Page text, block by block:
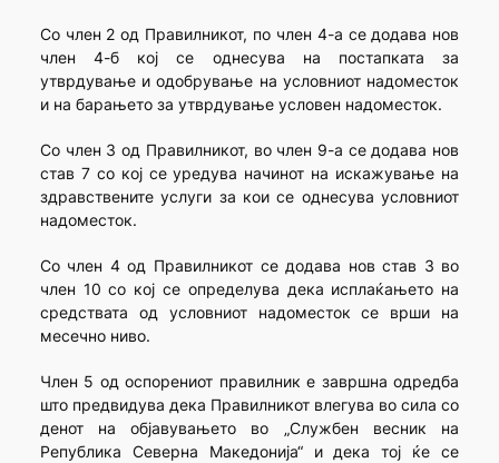
Со член 2 од Правилникот, по член 4-а се додава нов
член 4-б кој се однесува на постапката за
утврдување и одобрување на условниот надоместок
и на барањето за утврдување условен надоместок.
Со член 3 од Правилникот, во член 9-а се додава нов
став 7 со кој се уредува начинот на искажување на
здравствените услуги за кои се однесува условниот
надоместок.
Со член 4 од Правилникот се додава нов став 3 во
член 10 со кој се определува дека исплаќањето на
средствата од условниот надоместок се врши на
месечно ниво.
Член 5 од оспорениот правилник е завршна одредба
што предвидува дека Правилникот влегува во сила со
денот на објавувањето во „Службен весник на
Република Северна Македонија“ и дека тој ќе се